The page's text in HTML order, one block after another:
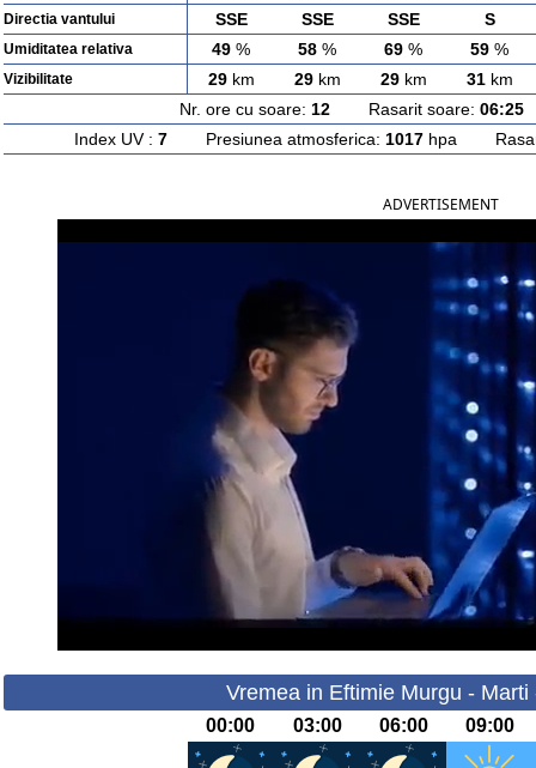
Directia vantului SSE SSE SSE S
Umiditatea relativa 49 % 58 % 69 % 59 %
Vizibilitate 29km 29km 29km 31km
Nr. ore cu soare: 12Rasarit soare: 06:25
Index UV : 7Presiunea atmosferica: 1017hpa
ADVERTISEMENT
Vremea in Eftimie Murgu - Marti
00:00 03:00 06:00 09:00